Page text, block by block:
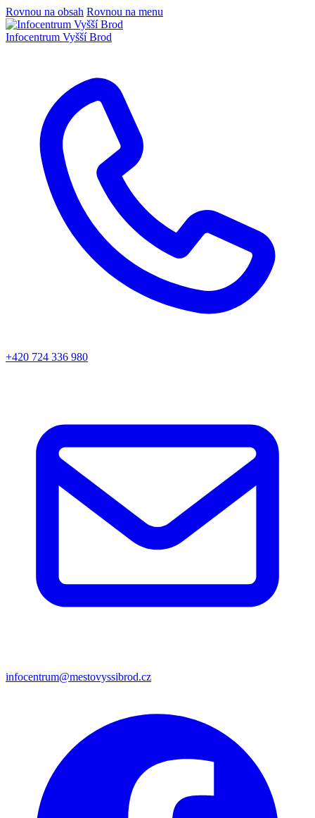
Rovnou na obsah Rovnou na menu
Infocentrum Vyšší Brod
+420 724 336 980
infocentrum@mestovyssibrod.cz